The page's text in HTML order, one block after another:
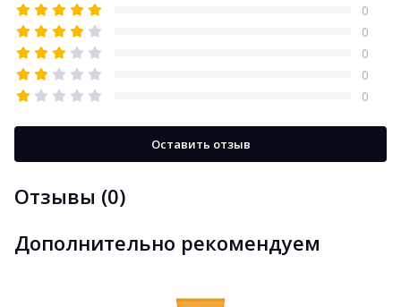
Отзывы (0)
0
0
0
0
0
Оставить отзыв
Дополнительно рекомендуем